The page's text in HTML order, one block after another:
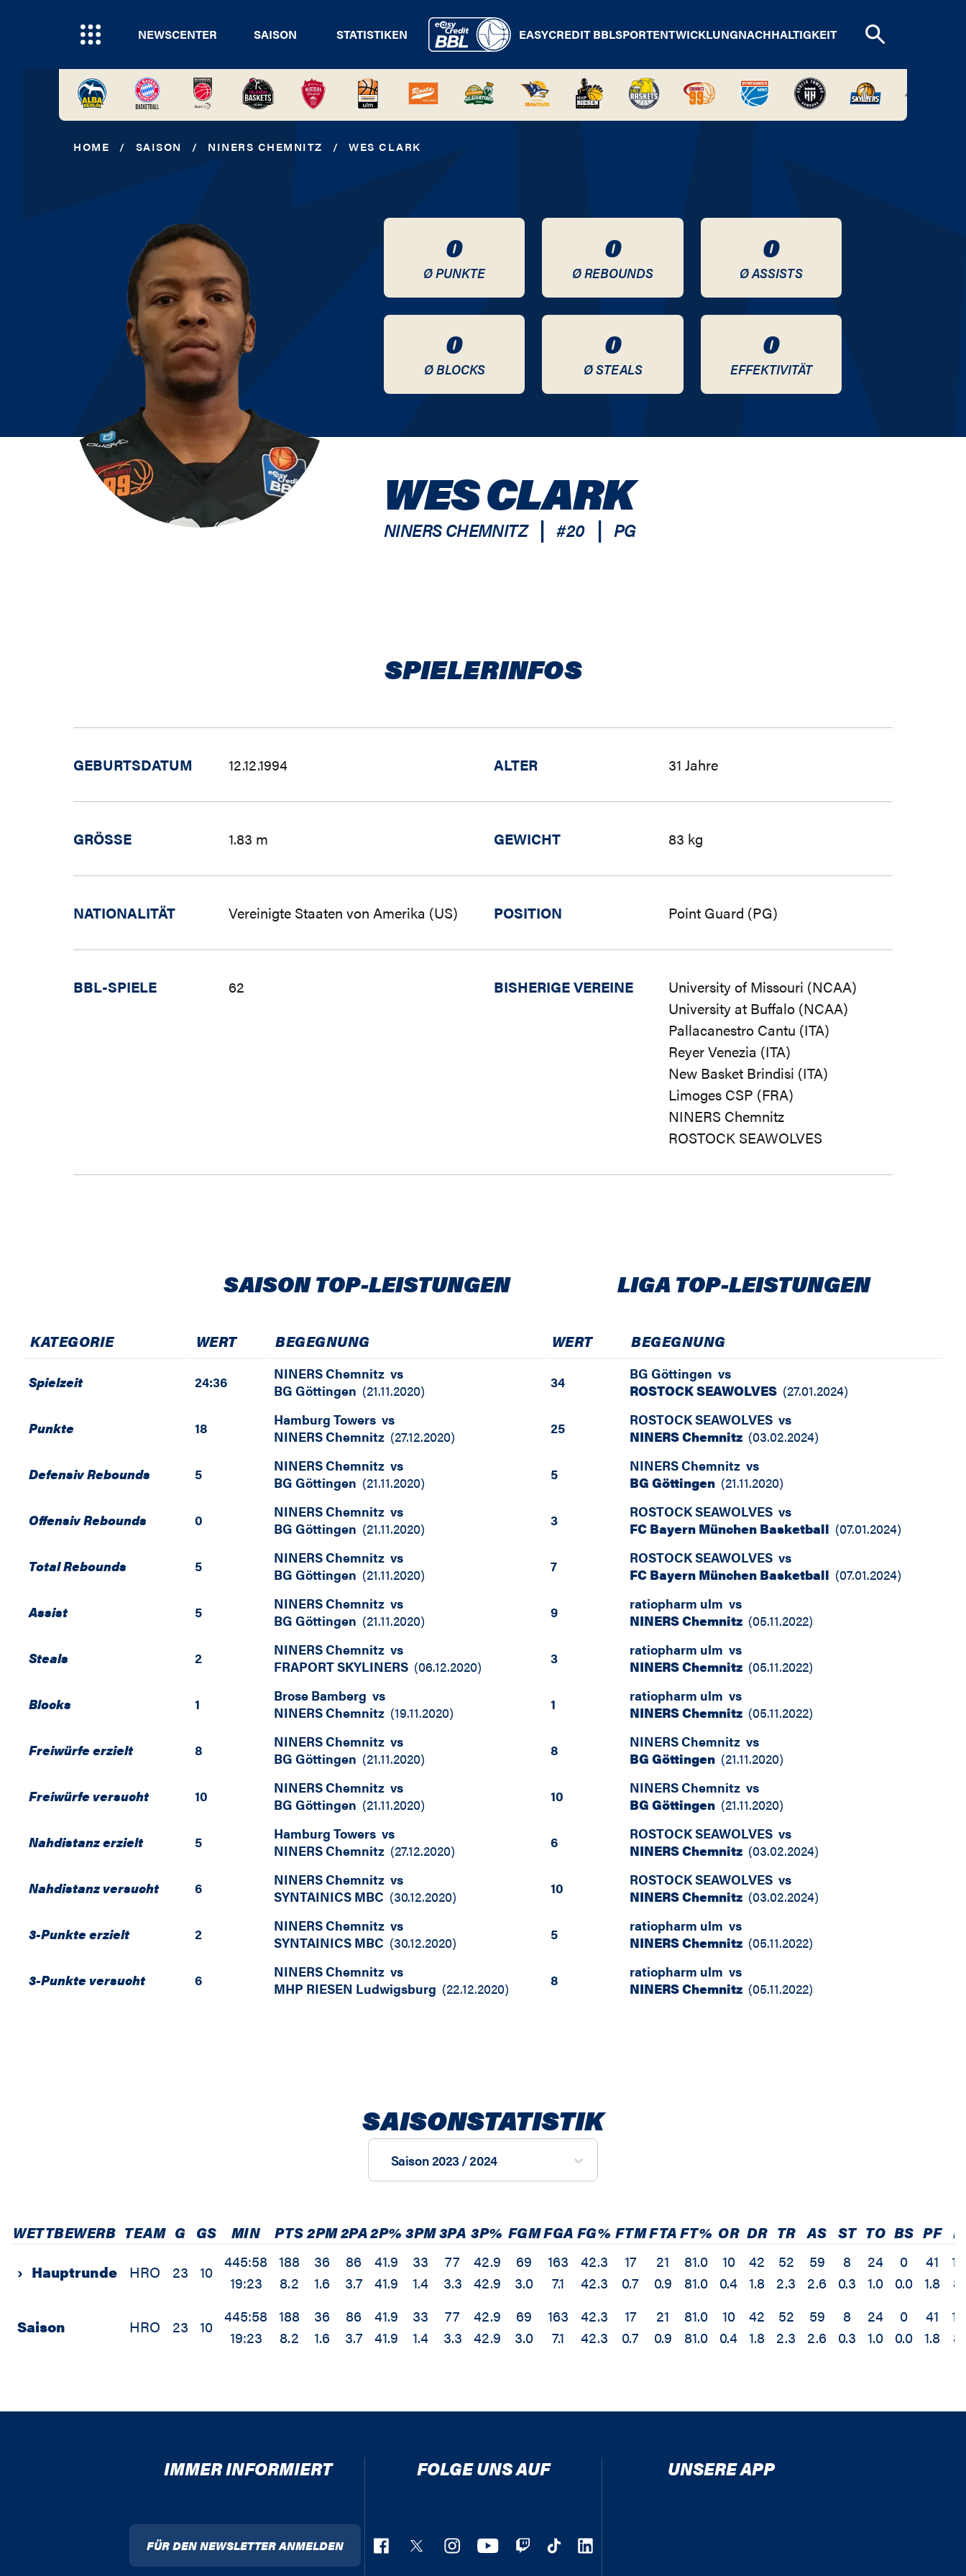
NEWSCENTER SAISON STATISTIKEN EASYCREDIT BBLSPORTENTWICKLUNGNACHHALTIGKEIT
HOME / SAISON / NINERS CHEMNITZ / WES CLARK
0
Ø PUNKTE
0
Ø REBOUNDS
0
Ø ASSISTS
0
Ø BLOCKS
0
Ø STEALS
0
EFFEKTIVITÄT
WES CLARK
NINERS CHEMNITZ | #20 | PG
SPIELERINFOS
GEBURTSDATUM 12.12.1994 ALTER 31 Jahre
GRÖSSE 1.83 m GEWICHT 83 kg
NATIONALITÄT Vereinigte Staaten von Amerika (US) POSITION Point Guard (PG)
BBL-SPIELE 62 BISHERIGE VEREINE
University of Missouri (NCAA)
University at Buffalo (NCAA)
Pallacanestro Cantu (ITA)
Reyer Venezia (ITA)
New Basket Brindisi (ITA)
Limoges CSP (FRA)
NINERS Chemnitz
ROSTOCK SEAWOLVES
SAISON TOP-LEISTUNGEN LIGA TOP-LEISTUNGEN
KATEGORIE WERT BEGEGNUNG WERT BEGEGNUNG
Spielzeit 24:36 NINERS Chemnitz vs
BG Göttingen (21.11.2020) 34 BG Göttingen vs
ROSTOCK SEAWOLVES (27.01.2024)
Punkte 18 Hamburg Towers vs
NINERS Chemnitz (27.12.2020) 25 ROSTOCK SEAWOLVES vs
NINERS Chemnitz (03.02.2024)
Defensiv Rebounds 5 NINERS Chemnitz vs
BG Göttingen (21.11.2020) 5 NINERS Chemnitz vs
BG Göttingen (21.11.2020)
Offensiv Rebounds 0 NINERS Chemnitz vs
BG Göttingen (21.11.2020) 3 ROSTOCK SEAWOLVES vs
FC Bayern München Basketball (07.01.2024)
Total Rebounds 5 NINERS Chemnitz vs
BG Göttingen (21.11.2020) 7 ROSTOCK SEAWOLVES vs
FC Bayern München Basketball (07.01.2024)
Assist 5 NINERS Chemnitz vs
BG Göttingen (21.11.2020) 9 ratiopharm ulm vs
NINERS Chemnitz (05.11.2022)
Steals 2 NINERS Chemnitz vs
FRAPORT SKYLINERS (06.12.2020) 3 ratiopharm ulm vs
NINERS Chemnitz (05.11.2022)
Blocks 1 Brose Bamberg vs
NINERS Chemnitz (19.11.2020) 1 ratiopharm ulm vs
NINERS Chemnitz (05.11.2022)
Freiwürfe erzielt 8 NINERS Chemnitz vs
BG Göttingen (21.11.2020) 8 NINERS Chemnitz vs
BG Göttingen (21.11.2020)
Freiwürfe versucht 10 NINERS Chemnitz vs
BG Göttingen (21.11.2020) 10 NINERS Chemnitz vs
BG Göttingen (21.11.2020)
Nahdistanz erzielt 5 Hamburg Towers vs
NINERS Chemnitz (27.12.2020) 6 ROSTOCK SEAWOLVES vs
NINERS Chemnitz (03.02.2024)
Nahdistanz versucht 6 NINERS Chemnitz vs
SYNTAINICS MBC (30.12.2020) 10 ROSTOCK SEAWOLVES vs
NINERS Chemnitz (03.02.2024)
3-Punkte erzielt 2 NINERS Chemnitz vs
SYNTAINICS MBC (30.12.2020) 5 ratiopharm ulm vs
NINERS Chemnitz (05.11.2022)
3-Punkte versucht 6 NINERS Chemnitz vs
MHP RIESEN Ludwigsburg (22.12.2020) 8 ratiopharm ulm vs
NINERS Chemnitz (05.11.2022)
SAISONSTATISTIK
Saison 2023 / 2024
WETTBEWERB TEAM G GS MIN PTS2PM2PA2P% 3PM3PA 3P% FGMFGA FG% FTMFTAFT% OR DR TR AS ST TO BS PF
› Hauptrunde HRO 23 10
445:58
19:23
188
8.2
36
1.6
86
3.7
41.9
41.9
33
1.4
77
3.3
42.9
42.9
69
3.0
163
7.1
42.3
42.3
17
0.7
21
0.9
81.0
81.0
10
0.4
42
1.8
52
2.3
59
2.6
8
0.3
24
1.0
0
0.0
41
1.8
Saison HRO 23 10
445:58
19:23
188
8.2
36
1.6
86
3.7
41.9
41.9
33
1.4
77
3.3
42.9
42.9
69
3.0
163
7.1
42.3
42.3
17
0.7
21
0.9
81.0
81.0
10
0.4
42
1.8
52
2.3
59
2.6
8
0.3
24
1.0
0
0.0
41
1.8
IMMER INFORMIERT
FÜR DEN NEWSLETTER ANMELDEN
FOLGE UNS AUF UNSERE APP